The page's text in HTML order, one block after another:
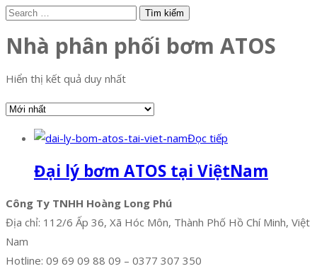
Nhà phân phối bơm ATOS
Hiển thị kết quả duy nhất
Đọc tiếp
Đại lý bơm ATOS tại ViệtNam
Công Ty TNHH Hoàng Long Phú
Địa chỉ: 112/6 Ấp 36, Xã Hóc Môn, Thành Phố Hồ Chí Minh, Việt
Nam
Hotline: 09 69 09 88 09 – 0377 307 350